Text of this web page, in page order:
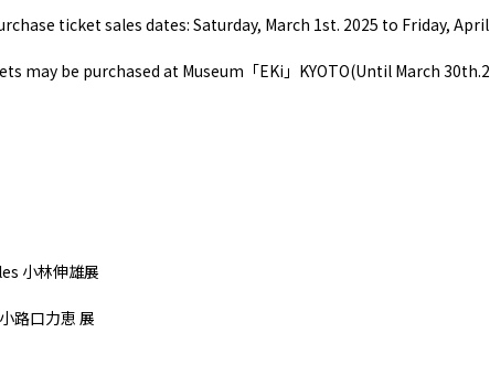
ticket sales dates: Saturday, March 1st. 2025 to Friday,
may be purchased at Museum「EKi」KYOTO(Until March
小林伸雄展
路口力恵 展